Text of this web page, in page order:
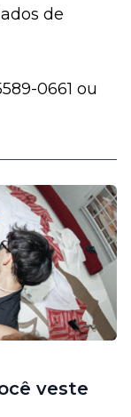
de
0661 ou
veste